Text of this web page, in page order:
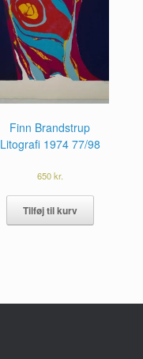
Finn Brandstrup
Litografi 1974 77/98
650kr.
Tilføj til kurv